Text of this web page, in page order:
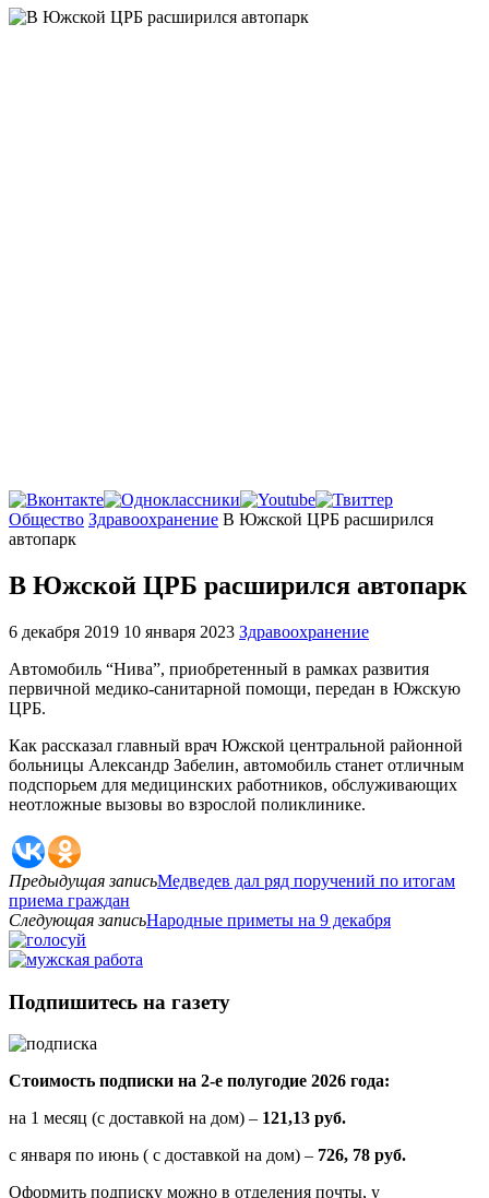
Главная
Общество Здравоохранение В Южской ЦРБ расширился
автопарк
В Южской ЦРБ расширился автопарк
6 декабря 2019 10 января 2023 Здравоохранение
Автомобиль “Нива”, приобретенный в рамках развития
первичной медико-санитарной помощи, передан в Южскую
ЦРБ.
Как рассказал главный врач Южской центральной районной
больницы Александр Забелин, автомобиль станет отличным
подспорьем для медицинских работников, обслуживающих
неотложные вызовы во взрослой поликлинике.
Предыдущая записьМедведев дал ряд поручений по итогам
приема граждан
Следующая записьНародные приметы на 9 декабря
Подпишитесь на газету
Стоимость подписки на 2-е полугодие 2026 года:
на 1 месяц (с доставкой на дом) – 121,13 руб.
с января по июнь ( с доставкой на дом) – 726, 78 руб.
Оформить подписку можно в отделения почты, у